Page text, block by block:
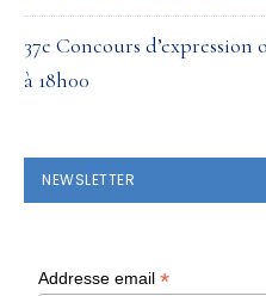
37e Concours d’expression
à 18h00
NEWSLETTER
Addresse email*